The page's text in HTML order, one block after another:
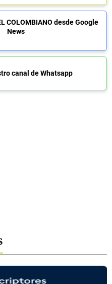
COLOMBIANO desde Google
News
canal de Whatsapp